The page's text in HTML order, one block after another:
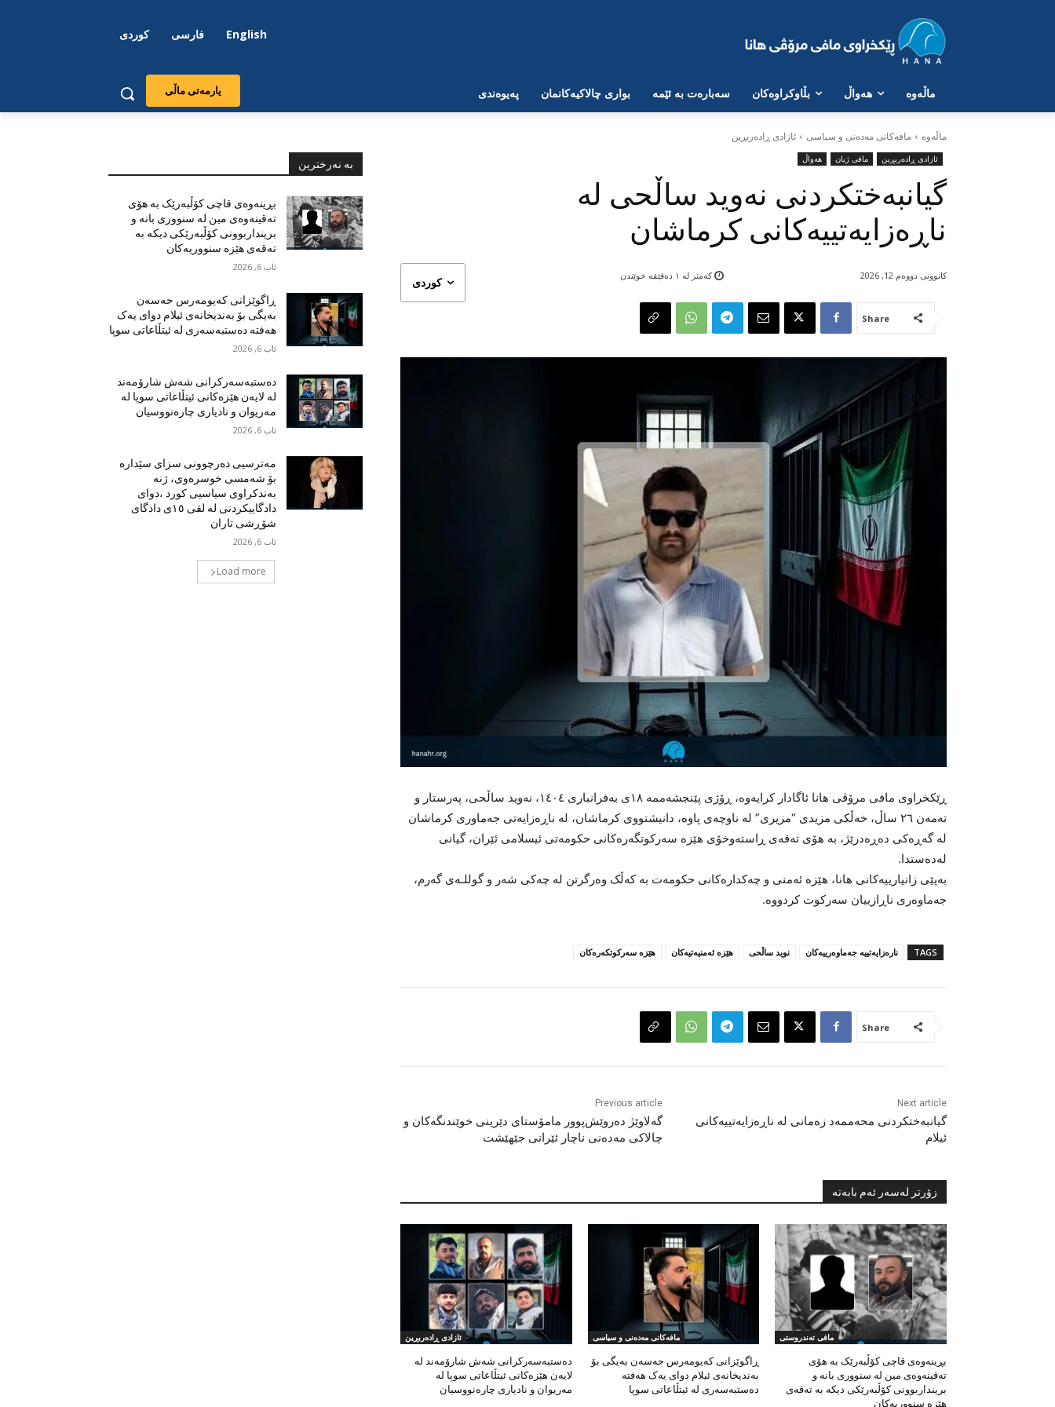
English فارسی کوردی
یارمەتی ماڵی ماڵەوە هەواڵ بڵاوکراوەکان سەبارەت بە ئێمە بواری چالاکیەکانمان پەیوەندی
ماڵه‌وه‌ مافەکانی مەدەنی و سیاسی ئازادی ڕادەربڕین
ئازادی ڕادەربڕین مافی ژیان هەواڵ
گیانبەختکردنی نەوید ساڵحی لە
ناڕەزایەتییەکانی کرماشان
کوردی کەمتر لە ١ دەقێقە خوێندن کانوونی دووەم 12, 2026
Share
ڕێکخراوی مافی مرۆڤی هانا ئاگادار کرایەوە، ڕۆژی پێنجشەممە ١٨ی بەفرانباری ١٤٠٤، نەوید ساڵحی، پەرستار و
تەمەن ٢٦ ساڵ، خەڵکی مزیدی “مزیری” لە ناوچەی پاوە، دانیشتووی کرماشان، لە ناڕەزایەتی جەماوری کرماشان
لە گەڕەکی دەڕەدرێژ، بە هۆی تەقەی ڕاستەوخۆی هێزە سەرکوتگەرەکانی حکومەتی ئیسلامی ئێران، گیانی
لەدەستدا.
بەپێی زانیارییەکانی هانا، هێزە ئەمنی و چەکدارەکانی حکومەت بە کەڵک وەرگرتن لە چەکی شەر و گوللـەی گەرم،
جەماوەری ناڕازییان سەرکوت کردووە.
TAGS نارەزایەتییە جەماوەرییەکان نوید ساڵحی هێزە ئەمنیەتیەکان هێزە سەرکوتکەرەکان
Share
Previous article
گەلاوێژ دەروێش‌پوور مامۆستای دێرینی خوێندنگەکان و
چالاکی مەدەنی ناچار ئێرانی جێهێشت
Next article
گیانبەختکردنی محەممەد زەمانی لە ناڕەزایەتییەکانی
ئیلام
زۆرتر لەسەر ئەم بابەتە
مافی تەندروستی
بڕینەوەی قاچی کۆڵبەرێک بە هۆی
تەقینەوەی مین لە سنووری بانە و
برینداربوونی کۆڵبەرێکی دیکە بە تەقەی
هێزە سنووریەکان
مافەکانی مەدەنی و سیاسی
ڕاگوێزانی کەیومەرس حەسەن بەیگی بۆ
بەندیخانەی ئیلام دوای یەک هەفتە
دەستبەسەری لە ئیتڵاعاتی سوپا
ئازادی ڕادەربڕین
دەستبەسەرکرانی شەش شارۆمەند لە
لایەن هێزەکانی ئیتڵاعاتی سوپا لە
مەریوان و نادیاری چارەنووسیان
بە نەرخترین
بڕینەوەی قاچی کۆڵبەرێک بە هۆی
تەقینەوەی مین لە سنووری بانە و
برینداربوونی کۆڵبەرێکی دیکە بە
تەقەی هێزە سنووریەکان
ئاب 6, 2026
ڕاگوێزانی کەیومەرس حەسەن
بەیگی بۆ بەندیخانەی ئیلام دوای یەک
هەفتە دەستبەسەری لە ئیتڵاعاتی سوپا
ئاب 6, 2026
دەستبەسەرکرانی شەش شارۆمەند
لە لایەن هێزەکانی ئیتڵاعاتی سوپا لە
مەریوان و نادیاری چارەنووسیان
ئاب 6, 2026
مەترسیی دەرچوونی سزای سێدارە
بۆ شەمسی خوسرەوی، ژنە
بەندکراوی سیاسیی کورد ،دوای
دادگاییکردنی لە لقی ١٥ی دادگای
شۆڕشی تاران
ئاب 6, 2026
Load more